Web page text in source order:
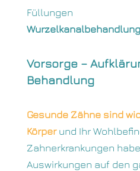
Füllungen
Vorsorge –
Behandlung
Gesunde Zähne sind
Körperund Ihr
Zahnerkrankungen
Auswirkungen auf den